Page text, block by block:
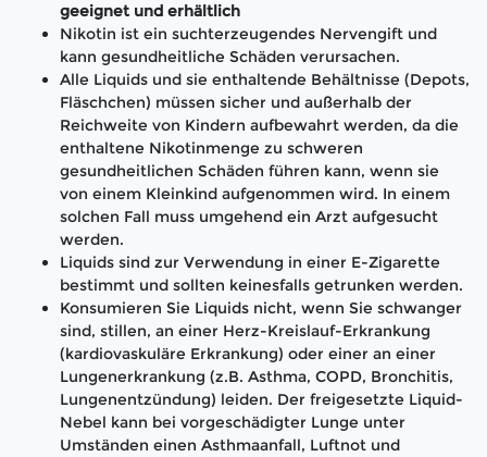
geeignet und erhältlich
Nikotin ist ein suchterzeugendes Nervengift und
kann gesundheitliche Schäden verursachen.
Alle Liquids und sie enthaltende Behältnisse (Depots,
Fläschchen) müssen sicher und außerhalb der
Reichweite von Kindern aufbewahrt werden, da die
enthaltene Nikotinmenge zu schweren
gesundheitlichen Schäden führen kann, wenn sie
von einem Kleinkind aufgenommen wird. In einem
solchen Fall muss umgehend ein Arzt aufgesucht
werden.
Liquids sind zur Verwendung in einer E-Zigarette
bestimmt und sollten keinesfalls getrunken werden.
Konsumieren Sie Liquids nicht, wenn Sie schwanger
sind, stillen, an einer Herz-Kreislauf-Erkrankung
(kardiovaskuläre Erkrankung) oder einer an einer
Lungenerkrankung (z.B. Asthma, COPD, Bronchitis,
Lungenentzündung) leiden. Der freigesetzte Liquid-
Nebel kann bei vorgeschädigter Lunge unter
Umständen einen Asthmaanfall, Luftnot und